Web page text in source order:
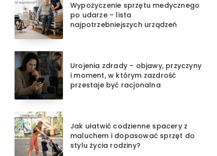
Wypożyczenie sprzętu medycznego
po udarze – lista
najpotrzebniejszych urządzeń
Urojenia zdrady – objawy, przyczyny
i moment, w którym zazdrość
przestaje być racjonalna
Jak ułatwić codzienne spacery z
maluchem i dopasować sprzęt do
stylu życia rodziny?